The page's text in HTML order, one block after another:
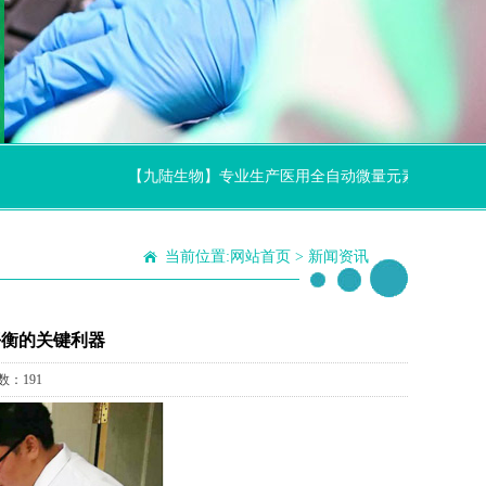
【九陆生物】专业生产医用全自动微量元素分析仪厂家,
当前位置: 网站首页 > 新闻资讯
的关键利器
：191